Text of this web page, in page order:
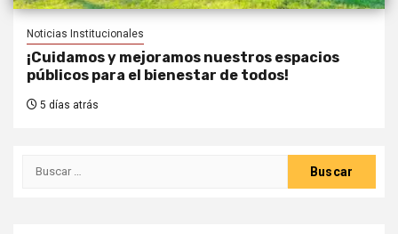
Noticias Institucionales
¡Cuidamos y mejoramos nuestros espacios
públicos para el bienestar de todos!
5 días atrás